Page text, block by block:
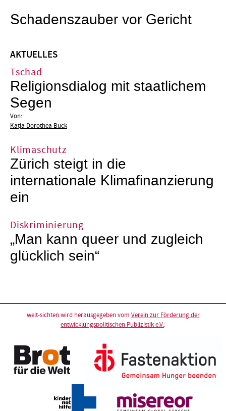
Schadenszauber vor Gericht
AKTUELLES
Tschad
Religionsdialog mit staatlichem
Segen
Von:
Katja Dorothea Buck
Klimaschutz
Zürich steigt in die
internationale Klimafinanzierung
ein
Diskriminierung
„Man kann queer und zugleich
glücklich sein“
welt-sichten wird herausgegeben vom Verein zur Förderung der
entwicklungspolitischen Publizistik e.V.: